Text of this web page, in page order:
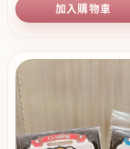
加入購物車